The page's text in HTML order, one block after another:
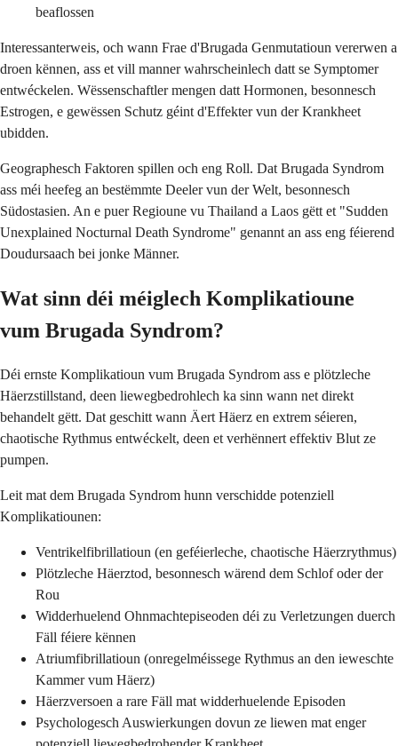
beaflossen
Interessanterweis, och wann Frae d'Brugada Genmutatioun vererwen a
droen kënnen, ass et vill manner wahrscheinlech datt se Symptomer
entwéckelen. Wëssenschaftler mengen datt Hormonen, besonnesch
Estrogen, e gewëssen Schutz géint d'Effekter vun der Krankheet
ubidden.
Geographesch Faktoren spillen och eng Roll. Dat Brugada Syndrom
ass méi heefeg an bestëmmte Deeler vun der Welt, besonnesch
Südostasien. An e puer Regioune vu Thailand a Laos gëtt et "Sudden
Unexplained Nocturnal Death Syndrome" genannt an ass eng féierend
Doudursaach bei jonke Männer.
Wat sinn déi méiglech Komplikatioune
vum Brugada Syndrom?
Déi ernste Komplikatioun vum Brugada Syndrom ass e plötzleche
Häerzstillstand, deen liewegbedrohlech ka sinn wann net direkt
behandelt gëtt. Dat geschitt wann Äert Häerz en extrem séieren,
chaotische Rythmus entwéckelt, deen et verhënnert effektiv Blut ze
pumpen.
Leit mat dem Brugada Syndrom hunn verschidde potenziell
Komplikatiounen:
Ventrikelfibrillatioun (en geféierleche, chaotische Häerzrythmus)
Plötzleche Häerztod, besonnesch wärend dem Schlof oder der
Rou
Widderhuelend Ohnmachtepiseoden déi zu Verletzungen duerch
Fäll féiere kënnen
Atriumfibrillatioun (onregelméissege Rythmus an den ieweschte
Kammer vum Häerz)
Häerzversoen a rare Fäll mat widderhuelende Episoden
Psychologesch Auswierkungen dovun ze liewen mat enger